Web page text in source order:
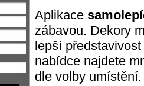
Aplikace
zábavou. Dekory
lepší
nabídce najdete
dle volby umístění.